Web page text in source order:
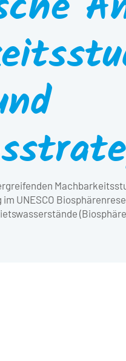
UNESCO